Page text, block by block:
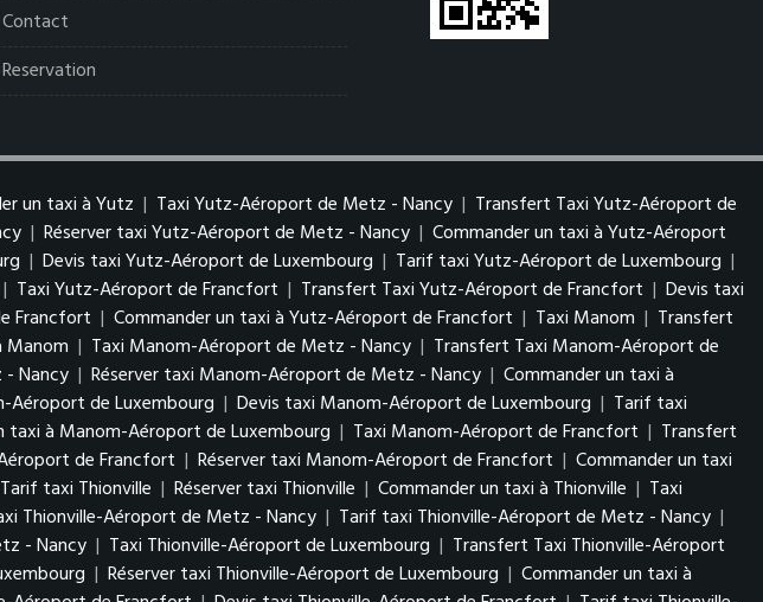
Contact
Reservation
un taxi à Yutz | Taxi Yutz-Aéroport de Metz - Nancy | Transfert Taxi Yutz-Aéroport de
| Réserver taxi Yutz-Aéroport de Metz - Nancy | Commander un taxi à Yutz-Aéroport
| Devis taxi Yutz-Aéroport de Luxembourg | Tarif taxi Yutz-Aéroport de Luxembourg |
| Taxi Yutz-Aéroport de Francfort | Transfert Taxi Yutz-Aéroport de Francfort | Devis taxi
Francfort | Commander un taxi à Yutz-Aéroport de Francfort | Taxi Manom | Transfert
Manom | Taxi Manom-Aéroport de Metz - Nancy | Transfert Taxi Manom-Aéroport de
Nancy | Réserver taxi Manom-Aéroport de Metz - Nancy | Commander un taxi à
Aéroport de Luxembourg | Devis taxi Manom-Aéroport de Luxembourg | Tarif taxi
taxi à Manom-Aéroport de Luxembourg | Taxi Manom-Aéroport de Francfort | Transfert
de Francfort | Réserver taxi Manom-Aéroport de Francfort | Commander un taxi
Tarif taxi Thionville | Réserver taxi Thionville | Commander un taxi à Thionville | Taxi
Thionville-Aéroport de Metz - Nancy | Tarif taxi Thionville-Aéroport de Metz - Nancy |
- Nancy | Taxi Thionville-Aéroport de Luxembourg | Transfert Taxi Thionville-Aéroport
| Réserver taxi Thionville-Aéroport de Luxembourg | Commander un taxi à